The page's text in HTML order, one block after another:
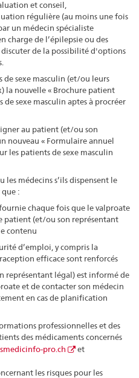
et conseil,
régulière (au moins une fois
un médecin spécialiste
charge de l’épilepsie ou des
de la possibilité d'options
sexe masculin (et/ou leurs
la nouvelle « Brochure patient
de sexe masculin aptes à procréer
au patient (et/ou son
nouveau « Formulaire annuel
les patients de sexe masculin
les médecins s’ils dispensent le
que :
chaque fois que le valproate
patient (et/ou son représentant
contenu
d’emploi, y compris la
efficace sont renforcés
représentant légal) est informé de
et de contacter son médecin
en cas de planification
professionnelles et des
des médicaments concernés
pro.ch
et
les risques pour les